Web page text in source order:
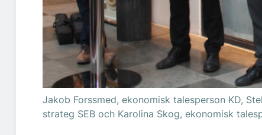
Jakob Forssmed, ekonomisk talesperson KD,
strateg SEB och Karolina Skog, ekonomisk